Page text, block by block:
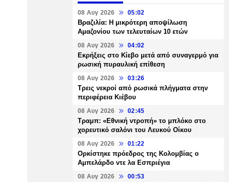
08 Αυγ 2026 05:02
Βραζιλία: Η μικρότερη αποψίλωση
Αμαζονίου των τελευταίων 10 ετών
08 Αυγ 2026 04:02
Εκρήξεις στο Κίεβο μετά από συναγερμό για
ρωσική πυραυλική επίθεση
08 Αυγ 2026 03:26
Τρεις νεκροί από ρωσικά πλήγματα στην
περιφέρεια Κιέβου
08 Αυγ 2026 02:45
Τραμπ: «Εθνική ντροπή» το μπλόκο στο
χορευτικό σαλόνι του Λευκού Οίκου
08 Αυγ 2026 01:22
Ορκίστηκε πρόεδρος της Κολομβίας ο
Αμπελάρδο ντε λα Εσπριέγια
08 Αυγ 2026 00:53